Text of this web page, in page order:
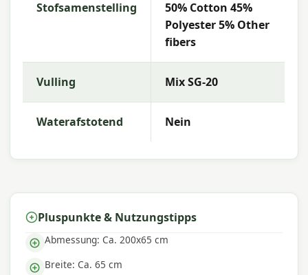
entscheiden Sie sich für hochwertige
Gartenkissen mit ausgezeichneter Farbechtheit
und Komfort. Die Kollektion zeichnet sich durch
für einen komfortablen Außenbereich.
Stofsamenstelling
50% Cotton 45%
Polyester 5% Other
fibers
Vulling Mix SG-20
Waterafstotend Nein
Pluspunkte & Nutzungstipps
Abmessung: Ca. 200x65 cm
Breite: Ca. 65 cm